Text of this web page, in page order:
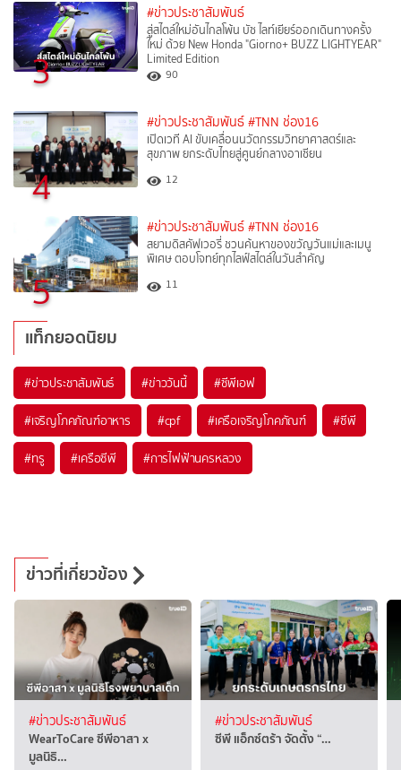
3
#ข่าวประชาสัมพันธ์
สู่สไตล์ใหม่อันไกลโพ้น บัซ ไลท์เยียร์ออกเดินทางครั้ง
ใหม่ ด้วย New Honda "Giorno+ BUZZ LIGHTYEAR"
Limited Edition
90
4
#ข่าวประชาสัมพันธ์ #TNN ช่อง16
เปิดเวที AI ขับเคลื่อนนวัตกรรมวิทยาศาสตร์และ
สุขภาพ ยกระดับไทยสู่ศูนย์กลางอาเซียน
12
5
#ข่าวประชาสัมพันธ์ #TNN ช่อง16
สยามดิสคัฟเวอรี่ ชวนค้นหาของขวัญวันแม่และเมนู
พิเศษ ตอบโจทย์ทุกไลฟ์สไตล์ในวันสำคัญ
11
แท็กยอดนิยม
#ข่าวประชาสัมพันธ์ #ข่าววันนี้ #ซีพีเอฟ
#เจริญโภคภัณฑ์อาหาร #cpf #เครือเจริญโภคภัณฑ์ #ซีพี
#ทรู #เครือซีพี #การไฟฟ้านครหลวง
ข่าวที่เกี่ยวข้อง
#ข่าวประชาสัมพันธ์
WearToCare ซีพีอาสา x
มูลนิธิ…
#ข่าวประชาสัมพันธ์
ซีพี แอ็กซ์ตร้า จัดตั้ง “…